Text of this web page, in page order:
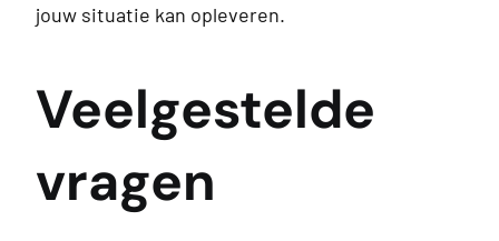
jouw situatie kan opleveren.
Veelgestelde
vragen